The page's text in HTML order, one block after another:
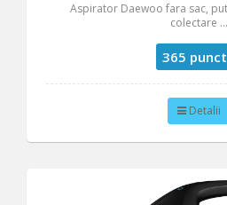
Aspirator Daewoo fara sac,
colectare ...
365
Detalii